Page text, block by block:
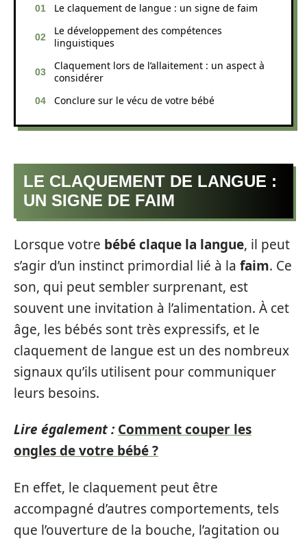
Le claquement de langue : un signe de faim
Le développement des compétences
linguistiques
Claquement lors de l’allaitement : un aspect à
considérer
Conclure sur le vécu de votre bébé
LE CLAQUEMENT DE LANGUE :
UN SIGNE DE FAIM
Lorsque votre bébé claque la langue, il peut
s’agir d’un instinct primordial lié à la faim. Ce
son, qui peut sembler surprenant, est
souvent une invitation à l’alimentation. À cet
âge, les bébés sont très expressifs, et le
claquement de langue est un des nombreux
signaux qu’ils utilisent pour communiquer
leurs besoins.
Lire également : Comment couper les
ongles de votre bébé ?
En effet, le claquement peut être
accompagné d’autres comportements, tels
que l’ouverture de la bouche, l’agitation ou